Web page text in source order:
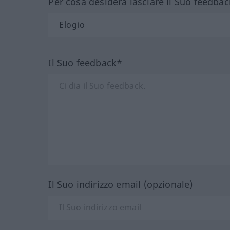
Il Suo feedback*
Il Suo indirizzo email (opzionale)